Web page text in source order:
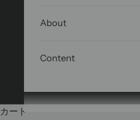
About
Content
カート